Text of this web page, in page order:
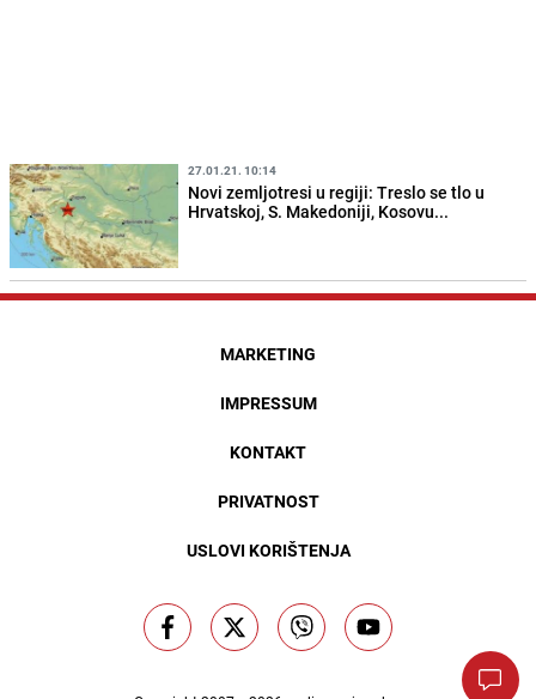
27.01.21. 10:14
Novi zemljotresi u regiji: Treslo se tlo u
Hrvatskoj, S. Makedoniji, Kosovu...
MARKETING
IMPRESSUM
KONTAKT
PRIVATNOST
USLOVI KORIŠTENJA